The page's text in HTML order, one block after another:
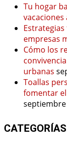
Tu hogar
empresas
Cómo los
urbanas
Toallas
fomentar
septiembre
CATEGORÍAS